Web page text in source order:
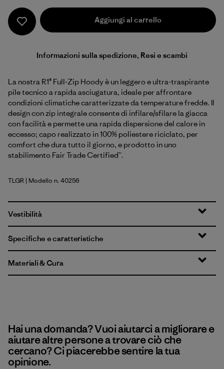
Aggiungi al carrello
Informazioni sulla spedizione, Resi e scambi
La nostra R1® Full-Zip Hoody è un leggero e ultra-traspirante
pile tecnico a rapida asciugatura, ideale per affrontare
condizioni climatiche caratterizzate da temperature fredde. Il
design con zip integrale consente di infilare/sfilare la giacca
con facilità e permette una rapida dispersione del calore in
eccesso; capo realizzato in 100% poliestere riciclato, per
comfort che dura tutto il giorno, e prodotto in uno
stabilimento Fair Trade Certified™.
Treeline Green
TLGR | Modello n. 40256
Vestibilità
Specifiche e caratteristiche
Materiali & Cura
Hai una domanda? Vuoi aiutarci a migliorare e
aiutare altre persone a trovare ciò che
cercano? Ci piacerebbe sentire la tua
opinione.